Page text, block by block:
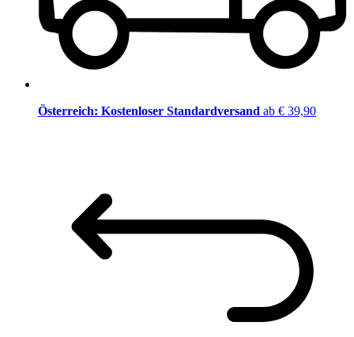
Österreich: Kostenloser Standardversand ab € 39,90